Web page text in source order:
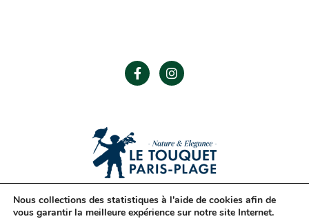
Politique de confidentialité Mentions légales
Nous collections des statistiques à l'aide de cookies afin de
vous garantir la meilleure expérience sur notre site Internet.